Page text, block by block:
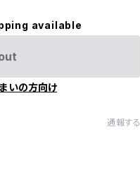
available
いの方向け
通報する